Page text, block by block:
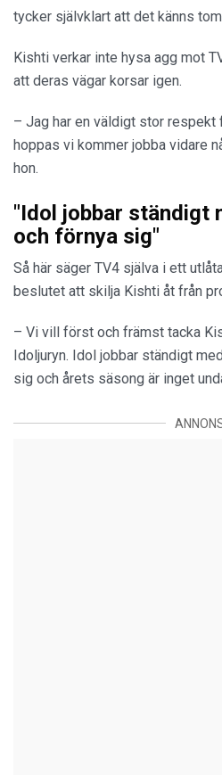
tycker självklart att det känns
Kishti verkar inte hysa agg mot
att deras vägar korsar igen.
– Jag har en väldigt stor respekt
hoppas vi kommer jobba vidare
hon.
"Idol jobbar ständigt
och förnya sig"
Så här säger TV4 själva i ett
beslutet att skilja Kishti åt från
– Vi vill först och främst tacka
Idoljuryn. Idol jobbar ständigt
sig och årets säsong är inget